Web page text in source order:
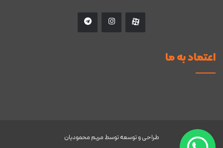
اعتماد به ما
طراحی و توسعه توسط مریم محمودیان